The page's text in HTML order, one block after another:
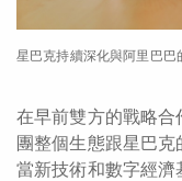
星巴克持續深化與阿里巴巴
在早前雙方的戰略
團整個生態跟星巴
當新技術和數字經